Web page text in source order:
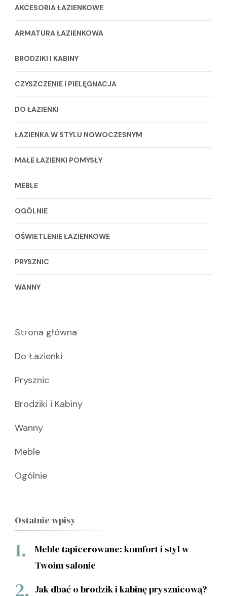
AKCESORIA ŁAZIENKOWE
ARMATURA ŁAZIENKOWA
BRODZIKI I KABINY
CZYSZCZENIE I PIELĘGNACJA
DO ŁAZIENKI
ŁAZIENKA W STYLU NOWOCZESNYM
MAŁE ŁAZIENKI POMYSŁY
MEBLE
OGÓLNIE
OŚWIETLENIE ŁAZIENKOWE
PRYSZNIC
WANNY
Strona główna
Do Łazienki
Prysznic
Brodziki i Kabiny
Wanny
Meble
Ogólnie
Ostatnie wpisy
Meble tapicerowane: komfort i styl w
Twoim salonie
Jak dbać o brodzik i kabinę prysznicową?